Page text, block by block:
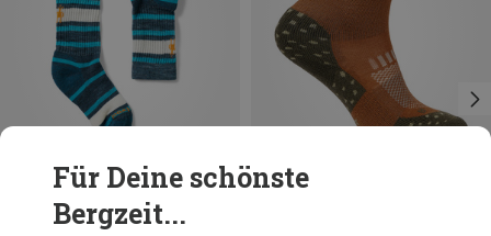
34|35|36|37
Für Deine schönste
Bergzeit...